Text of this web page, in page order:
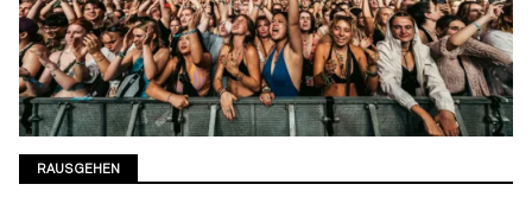
RAUSGEHEN